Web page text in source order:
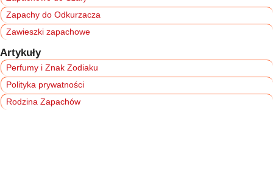
Zapachy do Odkurzacza
Zawieszki zapachowe
Artykuły
Perfumy i Znak Zodiaku
Polityka prywatności
Rodzina Zapachów